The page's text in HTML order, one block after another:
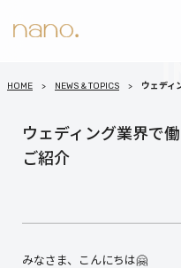
HOME NEWS & TOPICS ウェディ
ウェディング業界で
ご紹介
みなさま、こんにちは🤗